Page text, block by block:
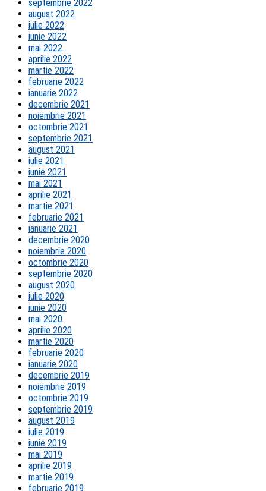
septembrie 2022
august 2022
iulie 2022
iunie 2022
mai 2022
aprilie 2022
martie 2022
februarie 2022
ianuarie 2022
decembrie 2021
noiembrie 2021
octombrie 2021
septembrie 2021
august 2021
iulie 2021
iunie 2021
mai 2021
aprilie 2021
martie 2021
februarie 2021
ianuarie 2021
decembrie 2020
noiembrie 2020
octombrie 2020
septembrie 2020
august 2020
iulie 2020
iunie 2020
mai 2020
aprilie 2020
martie 2020
februarie 2020
ianuarie 2020
decembrie 2019
noiembrie 2019
octombrie 2019
septembrie 2019
august 2019
iulie 2019
iunie 2019
mai 2019
aprilie 2019
martie 2019
februarie 2019